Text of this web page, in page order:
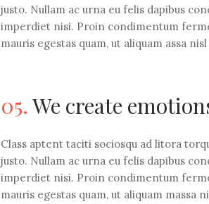
justo. Nullam ac urna eu felis dapibus
imperdiet nisi. Proin condimentum
mauris egestas quam, ut aliquam assa
05. We create
Class aptent taciti sociosqu ad litora
justo. Nullam ac urna eu felis dapibus
imperdiet nisi. Proin condimentum
mauris egestas quam, ut aliquam massa